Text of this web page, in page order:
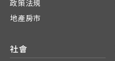
政策法規
地產房市
社會